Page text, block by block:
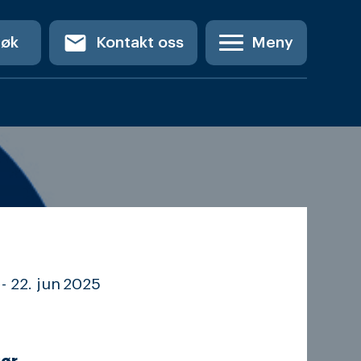
email Kontakt oss Meny
22. jun 2025